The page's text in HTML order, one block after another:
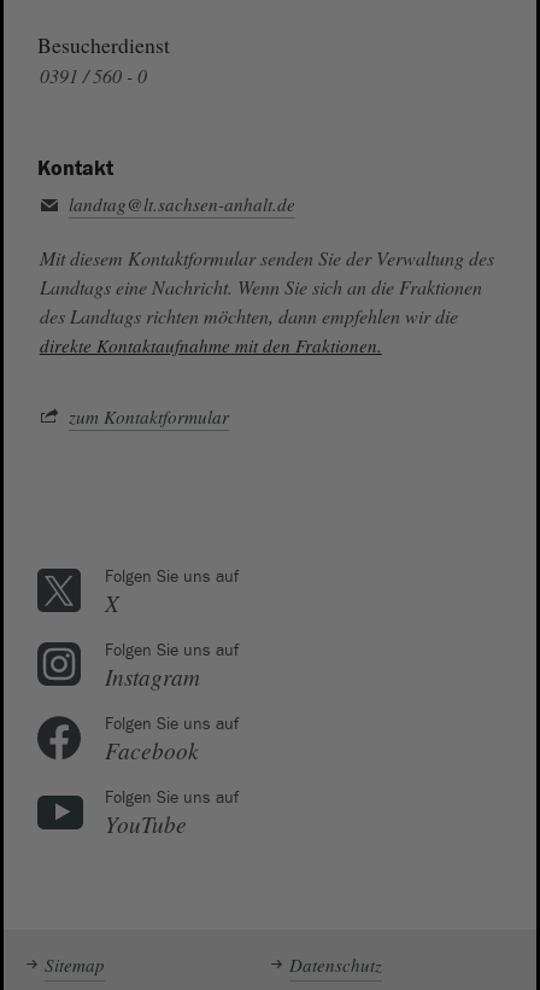
Besucherdienst
0391 / 560 - 0
Kontakt
landtag@lt.sachsen-anhalt.de
Mit diesem Kontaktformular senden Sie der Verwaltung des
Landtags eine Nachricht. Wenn Sie sich an die Fraktionen
des Landtags richten möchten, dann empfehlen wir die
direkte Kontaktaufnahme mit den Fraktionen.
zum Kontaktformular
Folgen Sie uns auf
X
Folgen Sie uns auf
Instagram
Folgen Sie uns auf
Facebook
Folgen Sie uns auf
YouTube
Sitemap Datenschutz